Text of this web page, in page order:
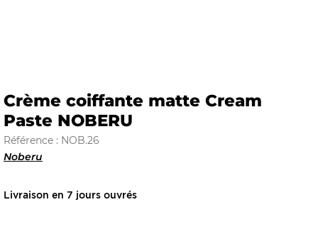
Crème coiffante matte Cream
Paste NOBERU
Référence : NOB.26
Noberu
Livraison en 7 jours ouvrés